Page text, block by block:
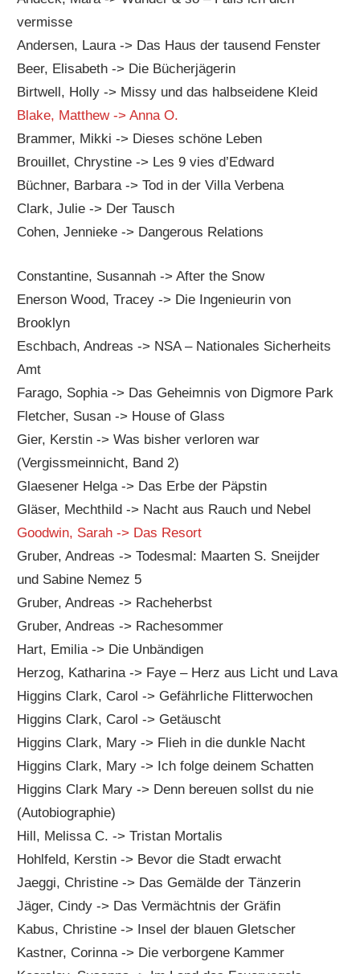
vermisse
Andersen, Laura -> Das Haus der tausend Fenster
Beer, Elisabeth -> Die Bücherjägerin
Birtwell, Holly -> Missy und das halbseidene Kleid
Blake, Matthew -> Anna O.
Brammer, Mikki -> Dieses schöne Leben
Brouillet, Chrystine -> Les 9 vies d’Edward
Büchner, Barbara -> Tod in der Villa Verbena
Clark, Julie -> Der Tausch
Cohen, Jennieke -> Dangerous Relations
Constantine, Susannah -> After the Snow
Enerson Wood, Tracey -> Die Ingenieurin von
Brooklyn
Eschbach, Andreas -> NSA – Nationales Sicherheits
Amt
Farago, Sophia -> Das Geheimnis von Digmore Park
Fletcher, Susan -> House of Glass
Gier, Kerstin -> Was bisher verloren war
(Vergissmeinnicht, Band 2)
Glaesener Helga -> Das Erbe der Päpstin
Gläser, Mechthild -> Nacht aus Rauch und Nebel
Goodwin, Sarah -> Das Resort
Gruber, Andreas -> Todesmal: Maarten S. Sneijder
und Sabine Nemez 5
Gruber, Andreas -> Racheherbst
Gruber, Andreas -> Rachesommer
Hart, Emilia -> Die Unbändigen
Herzog, Katharina -> Faye – Herz aus Licht und Lava
Higgins Clark, Carol -> Gefährliche Flitterwochen
Higgins Clark, Carol -> Getäuscht
Higgins Clark, Mary -> Flieh in die dunkle Nacht
Higgins Clark, Mary -> Ich folge deinem Schatten
Higgins Clark Mary -> Denn bereuen sollst du nie
(Autobiographie)
Hill, Melissa C. -> Tristan Mortalis
Hohlfeld, Kerstin -> Bevor die Stadt erwacht
Jaeggi, Christine -> Das Gemälde der Tänzerin
Jäger, Cindy -> Das Vermächtnis der Gräfin
Kabus, Christine -> Insel der blauen Gletscher
Kastner, Corinna -> Die verborgene Kammer